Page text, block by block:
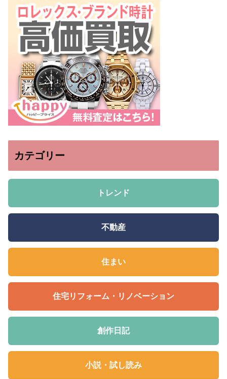
カテゴリー
トレンド
不動産
住まい
住宅リフォーム・リノベーション
創作日記
小説・試し読み